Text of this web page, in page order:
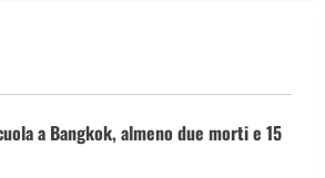
a Bangkok, almeno due morti e 15